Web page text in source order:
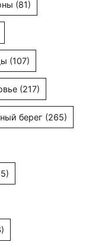
(81)
(107)
(217)
берег (265)